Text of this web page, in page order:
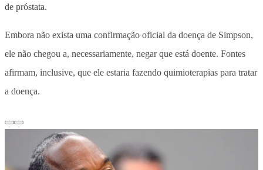
de próstata.
Embora não exista uma confirmação oficial da doença de Simpson,
ele não chegou a, necessariamente, negar que está doente. Fontes
afirmam, inclusive, que ele estaria fazendo quimioterapias para tratar
a doença.